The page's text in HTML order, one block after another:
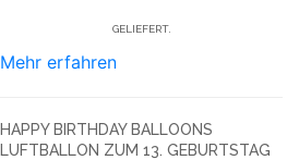
GELIEFERT.
Mehr erfahren
HAPPY BIRTHDAY BALLOONS
LUFTBALLON ZUM 13. GEBURTSTAG